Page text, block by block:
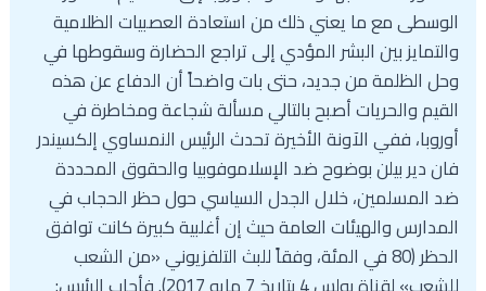
الوسطى مع ما يعني ذلك من استعادة العصبيات الظلامية
والتمايز بين البشر المؤدي إلى تراجع الحضارة وسقوطها في
وحل الظلمة من جديد، حتى بات واضحاً أن الدفاع عن هذه
القيم والحريات أصبح بالتالي مسألة شجاعة ومخاطرة في
أوروبا، ففي الآونة الأخيرة تحدث الرئيس النمساوي إلكسيندر
فان دير بيلن بوضوح ضد الإسلاموفوبيا والحقوق المحددة
ضد المسلمين، خلال الجدل السياسي حول حظر الحجاب في
المدارس والهيئات العامة حيث إن أغلبية كبيرة كانت توافق
الحظر (80 في المئة، وفقاً للبث التلفزيوني «من الشعب